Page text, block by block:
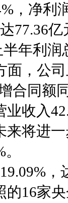
，净利
77.36
年利润
面，公
合同额
收入
来将进
的16家